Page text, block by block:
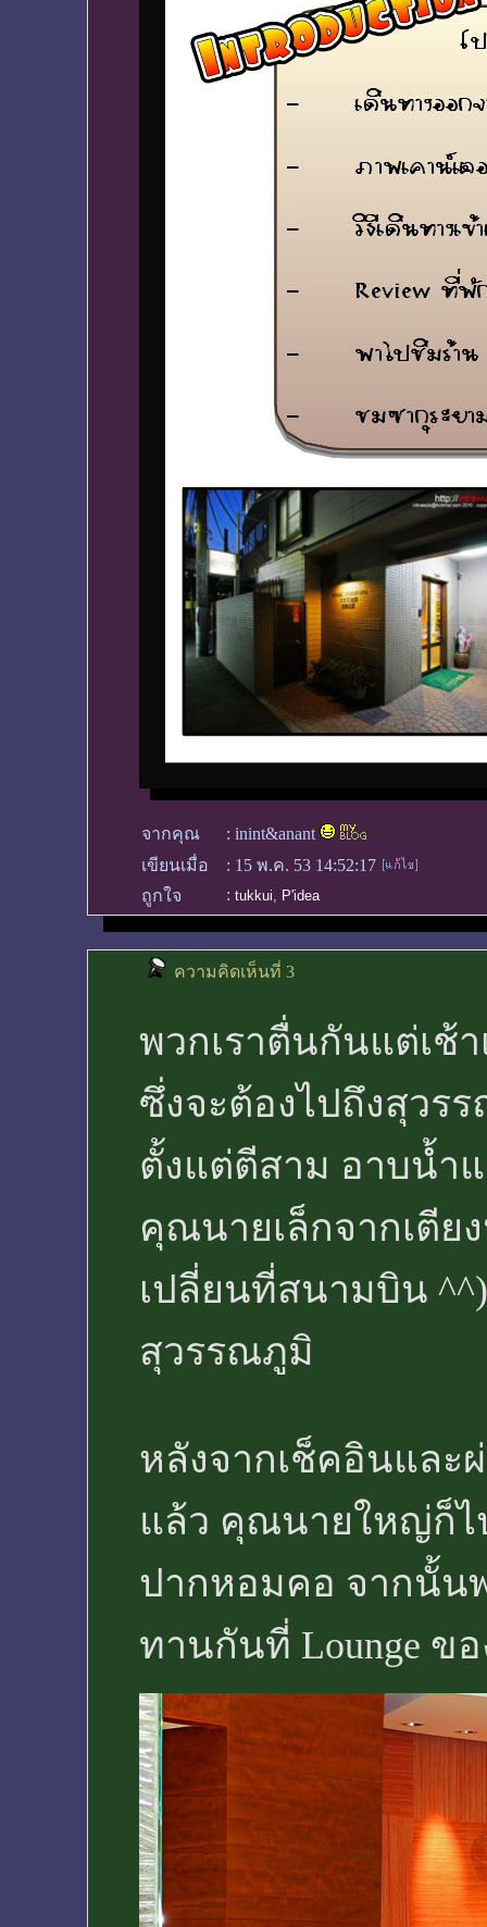
จากคุณ : inint&anant
เขียนเมื่อ
: 15 พ.ค. 53 14:52:17
ถูกใจ
: tukkui, P'idea
ความคิดเห็นที่ 3
พวกเราตื่นกันแต่เช้
ซึ่งจะต้องไปถึงสุวร
ตั้งแต่ตีสาม อาบน้ำ
คุณนายเล็กจากเตีย
เปลี่ยนที่สนามบิน
สุวรรณภูมิ
หลังจากเช็คอินและ
แล้ว คุณนายใหญ่ก็ไ
ปากหอมคอ จากนั้น
ทานกันที่ Lounge ขอ